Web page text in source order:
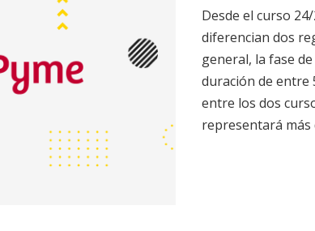
Desde el curso
diferencian dos
general, la fase
duración de entre
entre los dos
representará más